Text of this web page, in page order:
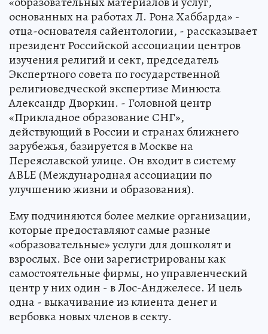
основанных на работах Л. Рона Хаббарда» -
отца-основателя сайентологии, - рассказывает
президент Российской ассоциации центров
изучения религий и сект, председатель
Экспертного совета по государственной
религиоведческой экспертизе Минюста
Александр Дворкин. - Головной центр
«Прикладное образование СНГ»,
действующий в России и странах ближнего
зарубежья, базируется в Москве на
Переяславской улице. Он входит в систему
ABLE (Международная ассоциации по
улучшению жизни и образования).
Ему подчиняются более мелкие организации,
которые предоставляют самые разные
«образовательные» услуги для дошколят и
взрослых. Все они зарегистрированы как
самостоятельные фирмы, но управленческий
центр у них один - в Лос-Анджелесе. И цель
одна - выкачивание из клиента денег и
вербовка новых членов в секту.